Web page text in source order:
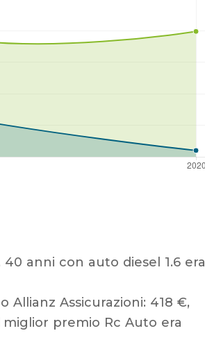
anni con auto diesel 1.6 era
Allianz Assicurazioni: 418 €,
premio Rc Auto era